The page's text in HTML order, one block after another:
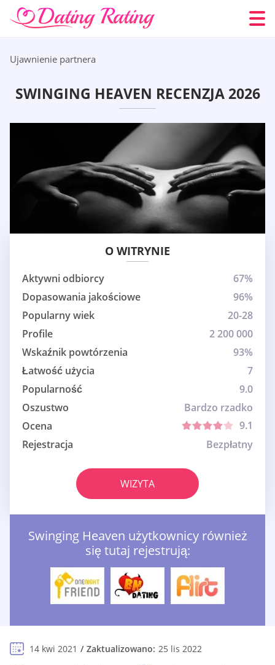
Ujawnienie partnera
SWINGING HEAVEN RECENZJA 2026
O WITRYNIE
Aktywni odbiorcy
67%
Dopasowania jakościowe
96%
Popularny wiek
20-28
Profile
2 200 000
Wskaźnik powtórzenia
93%
Łatwość użycia
7
Popularność
9.0
Oszustwo
Bardzo rzadko
Ocena
9.1
Rejestracja
Bezpłatny
WIZYTA
Swinging Heaven użytkownicy również
się tutaj rejestrują:
14 kwi 2021 Zaktualizowano: 25 lis 2022